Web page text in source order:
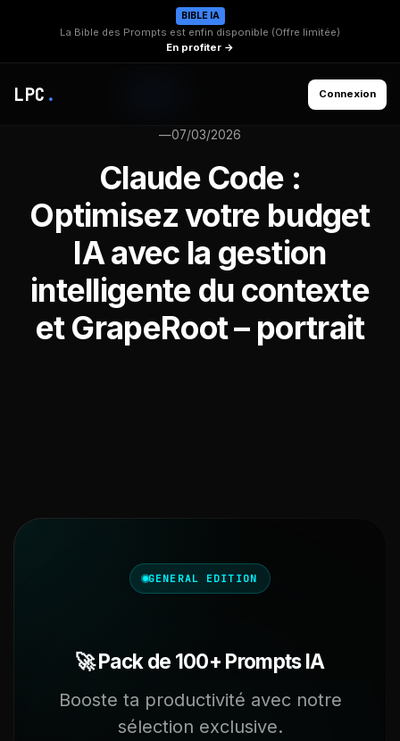
BIBLE IA
La Bible des Prompts est enfin disponible (Offre limitée)
En profiter →
LPC . Connexion
—07/03/2026
Claude Code :
Optimisez votre budget
IA avec la gestion
intelligente du contexte
et GrapeRoot – portrait
GENERAL EDITION
🚀 Pack de 100+ Prompts IA
Booste ta productivité avec notre
sélection exclusive.